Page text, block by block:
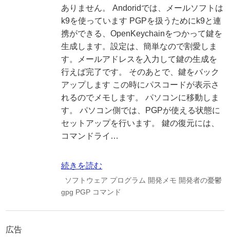
ありません。 Andoridでは、メールソフトは
k9を使っています PGPを扱うためにk9と連
携ができる、OpenKeychainをつかって鍵を
生成します。設定は、簡単なので割愛しま
す。メールアドレスを入力して鍵の生成を
行えば完了です。 そのあとで、鍵をバック
アップします この時にパスコードが表示さ
れるのでメモします。 パソコンに移動しま
す。 パソコン側では、PGPが使える状態に
セットアップを行います。 鍵の復元には、
コマンドライ…
続きを読む
ソフトウェア プログラム 開発メモ 開発者の憂鬱
gpg PGP コマンド
広告